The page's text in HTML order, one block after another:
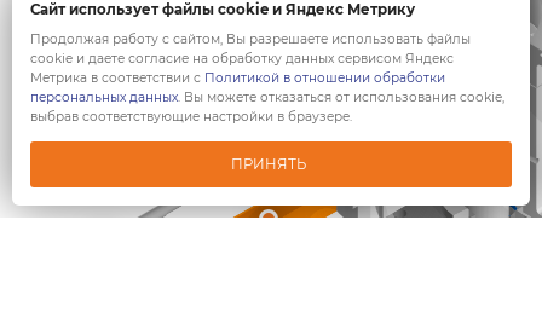
Сайт использует файлы cookie и Яндекс Метрику
Продолжая работу с сайтом, Вы разрешаете использовать файлы
cookie и даете согласие на обработку данных сервисом Яндекс
Метрика в соответствии с Политикой в отношении обработки
персональных данных. Вы можете отказаться от использования cookie,
выбрав соответствующие настройки в браузере.
ПРИНЯТЬ